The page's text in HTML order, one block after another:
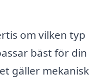
om vilken typ
bäst för din
gäller mekanisk